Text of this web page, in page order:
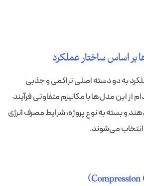
بر اساس ساختار عملکرد
به دو دسته اصلی تراکمی و جذبی
این مدل‌ها با مکانیزم متفاوتی فرآیند
و بسته به نوع پروژه، شرایط مصرف انرژی
می‌شوند.